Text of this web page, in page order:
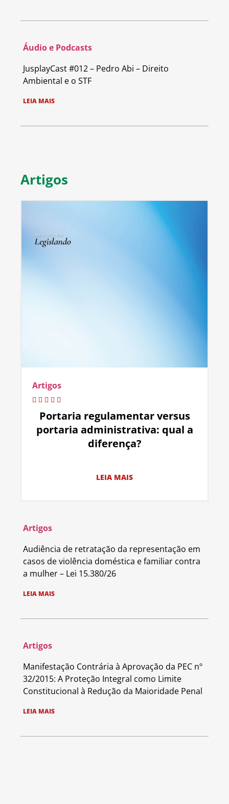
Áudio e Podcasts
JusplayCast #012 – Pedro Abi – Direito
Ambiental e o STF
LEIA MAIS
Artigos
Artigos
Portaria regulamentar versus
portaria administrativa: qual a
diferença?
LEIA MAIS
Artigos
Audiência de retratação da representação em
casos de violência doméstica e familiar contra
a mulher – Lei 15.380/26
LEIA MAIS
Artigos
Manifestação Contrária à Aprovação da PEC nº
32/2015: A Proteção Integral como Limite
Constitucional à Redução da Maioridade Penal
LEIA MAIS